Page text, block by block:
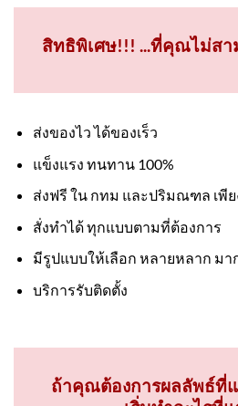
สิทธิพิเศษ!!! ...ที่คุณไม่สา
ส่งของไว ได้ของเร็ว
แข็งแรง ทนทาน 100%
ส่งฟรี ใน กทม และปริมณฑล เพี
สั่งทำได้ ทุกแบบตามที่ต้องการ
มีรูปแบบให้เลือก หลายหลาก มา
บริการรับติดตั้ง
ถ้าคุณต้องการผลลัพธ์ที่